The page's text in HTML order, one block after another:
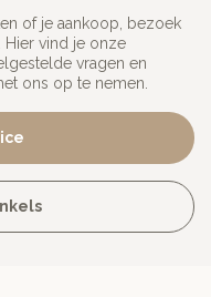
of je aankoop, bezoek
Hier vind je onze
vragen en
ons op te nemen.